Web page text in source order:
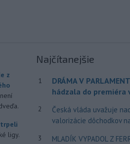
z
ligy.
Najčítanejšie
1
DRÁMA V
hádzala do premiéra
2
Česká vláda uvažuje
valorizácie dôchodkov
3
MLADÍK VYPADOL Z